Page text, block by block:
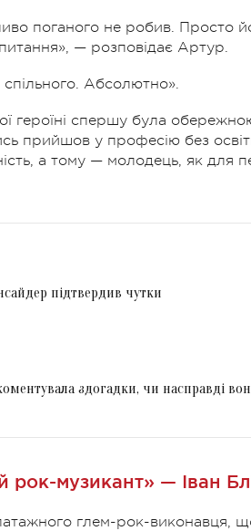
поганого не робив. Просто
— розповідає Артур.
спільного. Абсолютно».
героїні спершу була
прийшов у професію без
а тому — молодець, як для
підтвердив чутки
здогадки, чи насправді
рок-музикант» — Іван
глем-рок-виконавця,